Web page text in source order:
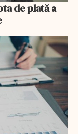
de plată a